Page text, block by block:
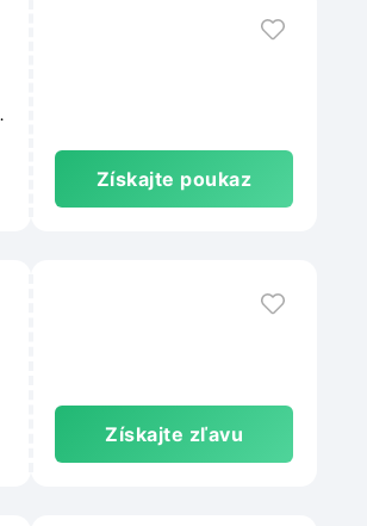
Získajte poukaz
Získajte zľavu